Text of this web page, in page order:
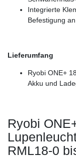
Integrierte
Befestigung
Lieferumfang
Ryobi ONE+
Akku und
Ryobi
RML18-0